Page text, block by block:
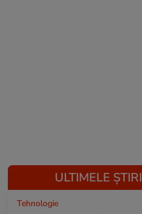
ULTIMELE ȘTIRI
Tehnologie